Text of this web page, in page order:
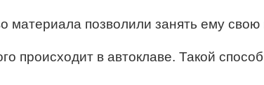
материала позволили занять ему
происходит в автоклаве. Такой